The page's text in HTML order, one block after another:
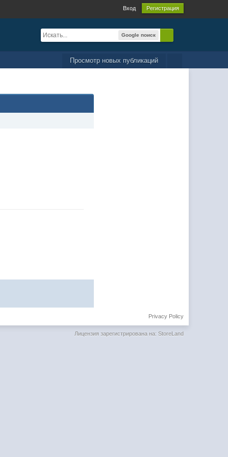
Вход Регистрация
Google поиск
Просмотр новых публикаций
Privacy Policy
Лицензия зарегистрирована на: StoreLand